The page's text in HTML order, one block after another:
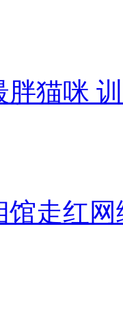
胖猫咪
馆走红网